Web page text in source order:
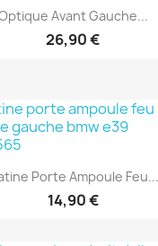
Aperçu rapide
Avant Gauche...
26,90 €
Aperçu rapide
Porte Ampoule Feu...
14,90 €